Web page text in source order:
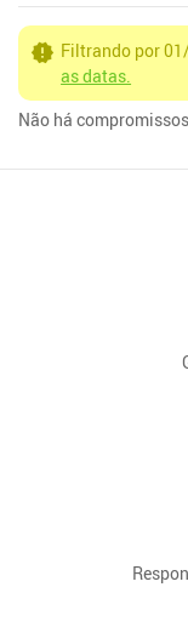
Filtrando por
as datas.
Não há